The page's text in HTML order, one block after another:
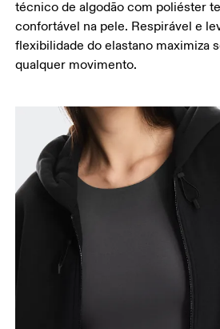
técnico de algodão com poliéster
confortável na pele. Respirável e
flexibilidade do elastano maximiza
qualquer movimento.